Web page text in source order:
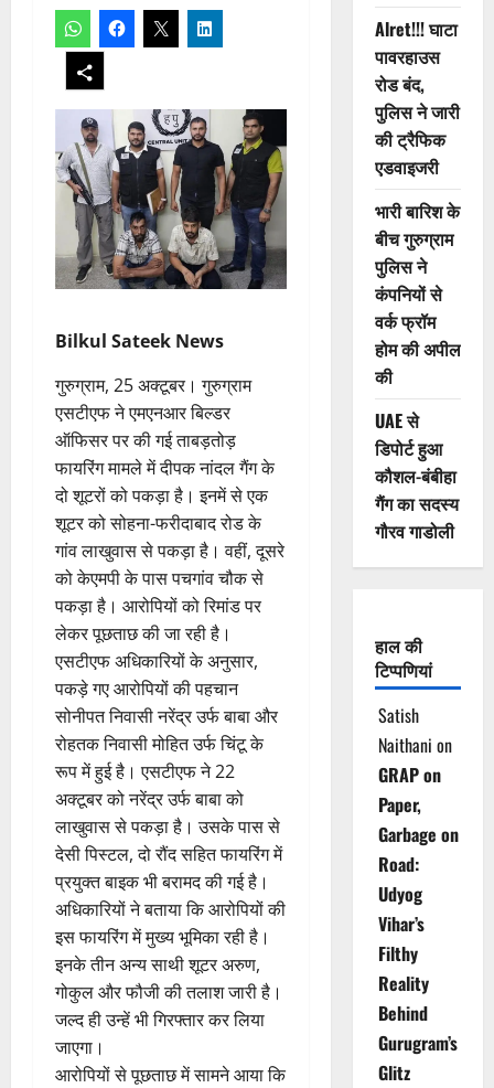
Bilkul Sateek News
गुरुग्राम, 25 अक्टूबर। गुरुग्राम
एसटीएफ ने एमएनआर बिल्डर
ऑफिसर पर की गई ताबड़तोड़
फायरिंग मामले में दीपक नांदल गैंग के
दो शूटरों को पकड़ा है। इनमें से एक
शूटर को सोहना-फरीदाबाद रोड के
गांव लाखुवास से पकड़ा है। वहीं, दूसरे
को केएमपी के पास पचगांव चौक से
पकड़ा है। आरोपियों को रिमांड पर
लेकर पूछताछ की जा रही है।
एसटीएफ अधिकारियों के अनुसार,
पकड़े गए आरोपियों की पहचान
सोनीपत निवासी नरेंद्र उर्फ बाबा और
रोहतक निवासी मोहित उर्फ चिंटू के
रूप में हुई है। एसटीएफ ने 22
अक्टूबर को नरेंद्र उर्फ बाबा को
लाखुवास से पकड़ा है। उसके पास से
देसी पिस्टल, दो रौंद सहित फायरिंग में
प्रयुक्त बाइक भी बरामद की गई है।
अधिकारियों ने बताया कि आरोपियों की
इस फायरिंग में मुख्य भूमिका रही है।
इनके तीन अन्य साथी शूटर अरुण,
गोकुल और फौजी की तलाश जारी है।
जल्द ही उन्हें भी गिरफ्तार कर लिया
जाएगा।
आरोपियों से पूछताछ में सामने आया कि
Alret!!! घाटा
पावरहाउस
रोड बंद,
पुलिस ने जारी
की ट्रैफिक
एडवाइजरी
भारी बारिश के
बीच गुरुग्राम
पुलिस ने
कंपनियों से
वर्क फ्रॉम
होम की अपील
की
UAE से
डिपोर्ट हुआ
कौशल-बंबीहा
गैंग का सदस्य
गौरव गाडोली
हाल की
टिप्पणियां
Satish
Naithani on
GRAP on
Paper,
Garbage on
Road:
Udyog
Vihar’s
Filthy
Reality
Behind
Gurugram’s
Glitz